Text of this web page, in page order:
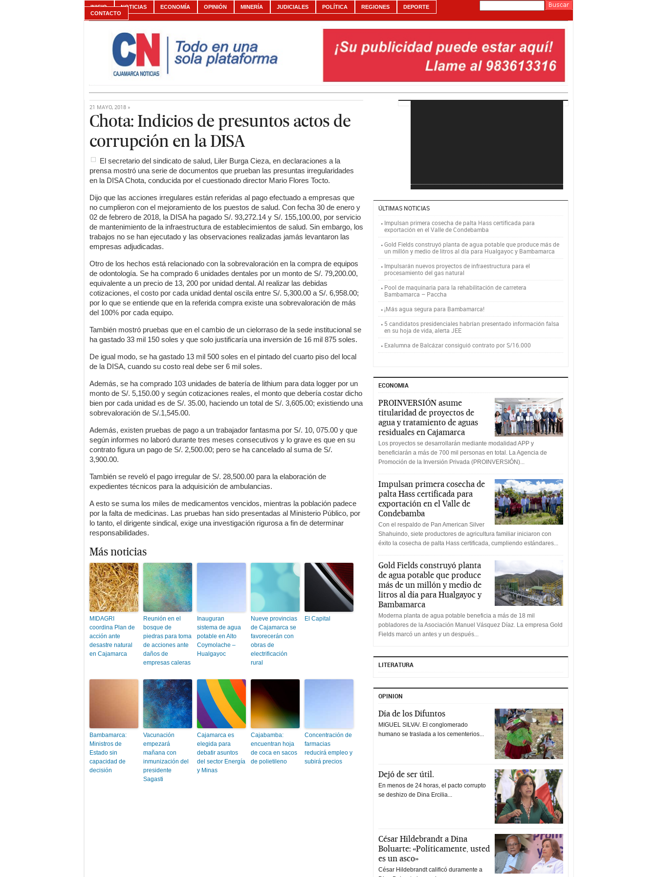
INICIO NOTICIAS ECONOMÍA OPINIÓN MINERÍA JUDICIALES POLÍTICA REGIONES
DEPORTE
CONTACTO
21 MAYO, 2018 »
Chota: Indicios de presuntos actos de
corrupción en la DISA
El secretario del sindicato de salud, Liler Burga Cieza, en declaraciones a la
prensa mostró una serie de documentos que prueban las presuntas irregularidades
en la DISA Chota, conducida por el cuestionado director Mario Flores Tocto.
Dijo que las acciones irregulares están referidas al pago efectuado a empresas que
no cumplieron con el mejoramiento de los puestos de salud. Con fecha 30 de enero y
02 de febrero de 2018, la DISA ha pagado S/. 93,272.14 y S/. 155,100.00, por servicio
de mantenimiento de la infraestructura de establecimientos de salud. Sin embargo, los
trabajos no se han ejecutado y las observaciones realizadas jamás levantaron las
empresas adjudicadas.
Otro de los hechos está relacionado con la sobrevaloración en la compra de equipos
de odontología. Se ha comprado 6 unidades dentales por un monto de S/. 79,200.00,
equivalente a un precio de 13, 200 por unidad dental. Al realizar las debidas
cotizaciones, el costo por cada unidad dental oscila entre S/. 5,300.00 a S/. 6,958.00;
por lo que se entiende que en la referida compra existe una sobrevaloración de más
del 100% por cada equipo.
También mostró pruebas que en el cambio de un cielorraso de la sede institucional se
ha gastado 33 mil 150 soles y que solo justificaría una inversión de 16 mil 875 soles.
De igual modo, se ha gastado 13 mil 500 soles en el pintado del cuarto piso del local
de la DISA, cuando su costo real debe ser 6 mil soles.
Además, se ha comprado 103 unidades de batería de lithium para data logger por un
monto de S/. 5,150.00 y según cotizaciones reales, el monto que debería costar dicho
bien por cada unidad es de S/. 35.00, haciendo un total de S/. 3,605.00; existiendo una
sobrevaloración de S/.1,545.00.
Además, existen pruebas de pago a un trabajador fantasma por S/. 10, 075.00 y que
según informes no laboró durante tres meses consecutivos y lo grave es que en su
contrato figura un pago de S/. 2,500.00; pero se ha cancelado al suma de S/.
3,900.00.
También se reveló el pago irregular de S/. 28,500.00 para la elaboración de
expedientes técnicos para la adquisición de ambulancias.
A esto se suma los miles de medicamentos vencidos, mientras la población padece
por la falta de medicinas. Las pruebas han sido presentadas al Ministerio Público, por
lo tanto, el dirigente sindical, exige una investigación rigurosa a fin de determinar
responsabilidades.
Más noticias
MIDAGRI
coordina Plan de
acción ante
desastre natural
en Cajamarca
Reunión en el
bosque de
piedras para toma
de acciones ante
daños de
empresas caleras
Inauguran
sistema de agua
potable en Alto
Coymolache –
Hualgayoc
Nueve provincias
de Cajamarca se
favorecerán con
obras de
electrificación
rural
El Capital
Bambamarca:
Ministros de
Estado sin
capacidad de
decisión
Vacunación
empezará
mañana con
inmunización del
presidente
Sagasti
Cajamarca es
elegida para
debatir asuntos
del sector Energía
y Minas
Cajabamba:
encuentran hoja
de coca en sacos
de polietileno
Concentración de
farmacias
reducirá empleo y
subirá precios
ÚLTIMAS NOTICIAS
Impulsan primera cosecha de palta Hass certificada para
exportación en el Valle de Condebamba
Gold Fields construyó planta de agua potable que produce más de
un millón y medio de litros al día para Hualgayoc y Bambamarca
Impulsarán nuevos proyectos de infraestructura para el
procesamiento del gas natural
Pool de maquinaria para la rehabilitación de carretera
Bambamarca – Paccha
¡Más agua segura para Bambamarca!
5 candidatos presidenciales habrían presentado información falsa
en su hoja de vida, alerta JEE
Exalumna de Balcázar consiguió contrato por S/16.000
ECONOMIA
PROINVERSIÓN asume
titularidad de proyectos de
agua y tratamiento de aguas
residuales en Cajamarca
Los proyectos se desarrollarán mediante modalidad APP y
beneficiarán a más de 700 mil personas en total. La Agencia de
Promoción de la Inversión Privada (PROINVERSIÓN)...
Impulsan primera cosecha de
palta Hass certificada para
exportación en el Valle de
Condebamba
Con el respaldo de Pan American Silver
Shahuindo, siete productores de agricultura familiar iniciaron con
éxito la cosecha de palta Hass certificada, cumpliendo estándares...
Gold Fields construyó planta
de agua potable que produce
más de un millón y medio de
litros al día para Hualgayoc y
Bambamarca
Moderna planta de agua potable beneficia a más de 18 mil
pobladores de la Asociación Manuel Vásquez Díaz. La empresa Gold
Fields marcó un antes y un después...
LITERATURA
OPINION
Día de los Difuntos
MIGUEL SILVA/. El conglomerado
humano se traslada a los cementerios...
Dejó de ser útil.
En menos de 24 horas, el pacto corrupto
se deshizo de Dina Ercilia...
César Hildebrandt a Dina
Boluarte: «Políticamente, usted
es un asco»
César Hildebrandt calificó duramente a